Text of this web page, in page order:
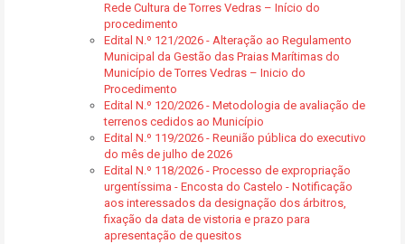
Rede Cultura de Torres Vedras – Início do
procedimento
Edital N.º 121/2026 - Alteração ao Regulamento
Municipal da Gestão das Praias Marítimas do
Município de Torres Vedras – Inicio do
Procedimento
Edital N.º 120/2026 - Metodologia de avaliação de
terrenos cedidos ao Município
Edital N.º 119/2026 - Reunião pública do executivo
do mês de julho de 2026
Edital N.º 118/2026 - Processo de expropriação
urgentíssima - Encosta do Castelo - Notificação
aos interessados da designação dos árbitros,
fixação da data de vistoria e prazo para
apresentação de quesitos